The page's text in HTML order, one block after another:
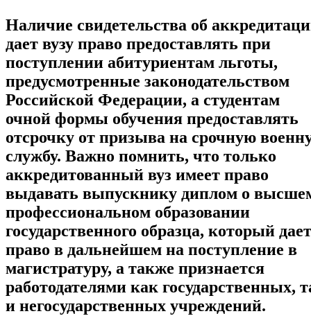
Наличие свидетельства об
дает вузу право предоставлять при
поступлении абитуриентам льготы,
предусмотренные законодательством
Российской Федерации, а студентам
очной формы обучения предоставлять
отсрочку от призыва на срочную
службу. Важно помнить, что только
аккредитованный вуз имеет право
выдавать выпускнику диплом о
профессиональном образовании
государственного образца, который дает
право в дальнейшем на поступление в
магистратуру, а также признается
работодателями как государственных,
и негосударственных учреждений.